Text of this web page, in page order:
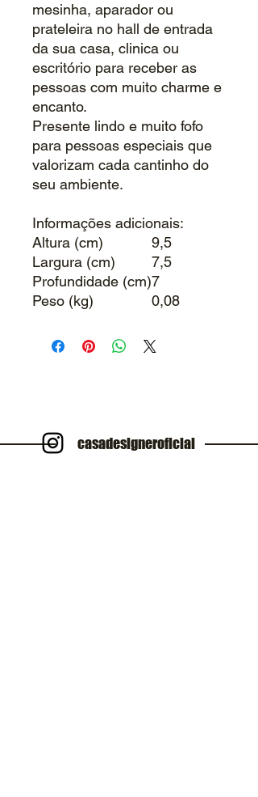
mesinha, aparador ou
prateleira no hall de entrada
da sua casa, clinica ou
escritório para receber as
pessoas com muito charme e
encanto.
Presente lindo e muito fofo
para pessoas especiais que
valorizam cada cantinho do
seu ambiente.
Informações adicionais:
Altura (cm)
9,5
Largura (cm)
7,5
Profundidade (cm)7
Peso (kg)
0,08
casadesigneroficial